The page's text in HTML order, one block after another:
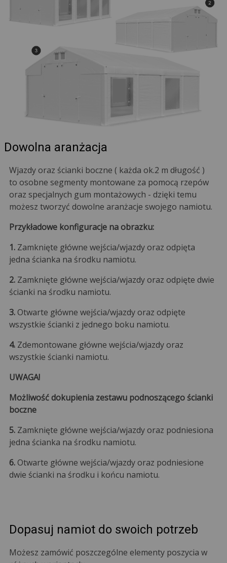
Dowolna aranżacja
Wjazdy oraz ścianki boczne ( każda ok.2 m długość )
to osobne segmenty montowane za pomocą rzepów
oraz specjalnych gum montażowych - dzięki temu
możesz tworzyć dowolne aranżacje swojego namiotu.
Przykładowe konfiguracje na obrazku:
1.Zamknięte główne wejścia/wjazdy oraz odpięta
jedna ścianka na środku namiotu.
2.Zamknięte główne wejścia/wjazdy oraz odpięte dwie
ścianki na środku namiotu.
3.Otwarte główne wejścia/wjazdy oraz odpięte
wszystkie ścianki z jednego boku namiotu.
4.Zdemontowane główne wejścia/wjazdy oraz
wszystkie ścianki namiotu.
UWAGA!
Możliwość dokupienia zestawu podnoszącego ścianki
boczne
5. Zamknięte główne wejścia/wjazdy oraz podniesiona
jedna ścianka na środku namiotu.
6.Otwarte główne wejścia/wjazdy oraz podniesione
dwie ścianki na środku i końcu namiotu.
Dopasuj namiot do swoich potrzeb
Możesz zamówić poszczególne elementy poszycia w